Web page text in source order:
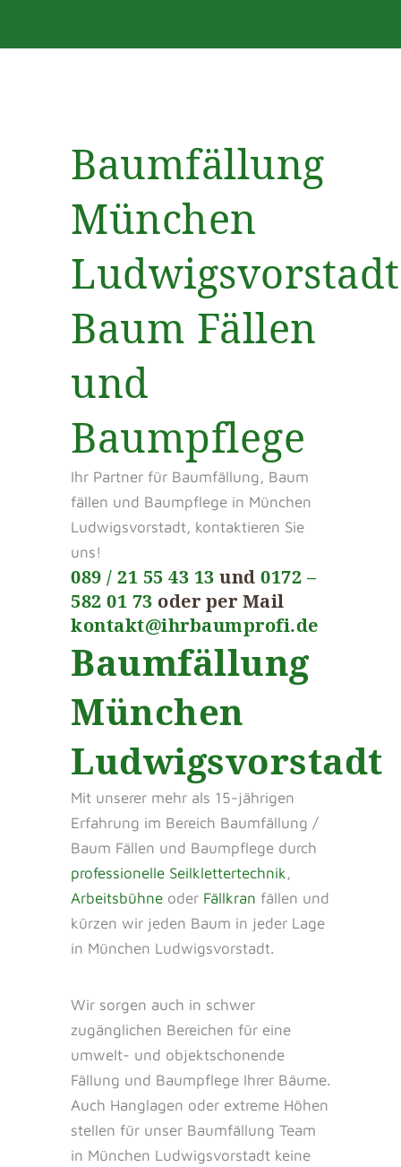
Baumfällung
München
Ludwigsvorstadt
Baum Fällen
und
Baumpflege
Ihr Partner für Baumfällung, Baum
fällen und Baumpflege in München
Ludwigsvorstadt, kontaktieren Sie
uns!
089 / 21 55 43 13 und 0172 –
582 01 73 oder per Mail
kontakt@ihrbaumprofi.de
Baumfällung
München
Ludwigsvorstadt
Mit unserer mehr als 15-jährigen
Erfahrung im Bereich Baumfällung /
Baum Fällen und Baumpflege durch
professionelle Seilklettertechnik,
Arbeitsbühne oder Fällkran fällen und
kürzen wir jeden Baum in jeder Lage
in München Ludwigsvorstadt.
Wir sorgen auch in schwer
zugänglichen Bereichen für eine
umwelt- und objektschonende
Fällung und Baumpflege Ihrer Bäume.
Auch Hanglagen oder extreme Höhen
stellen für unser Baumfällung Team
in München Ludwigsvorstadt keine